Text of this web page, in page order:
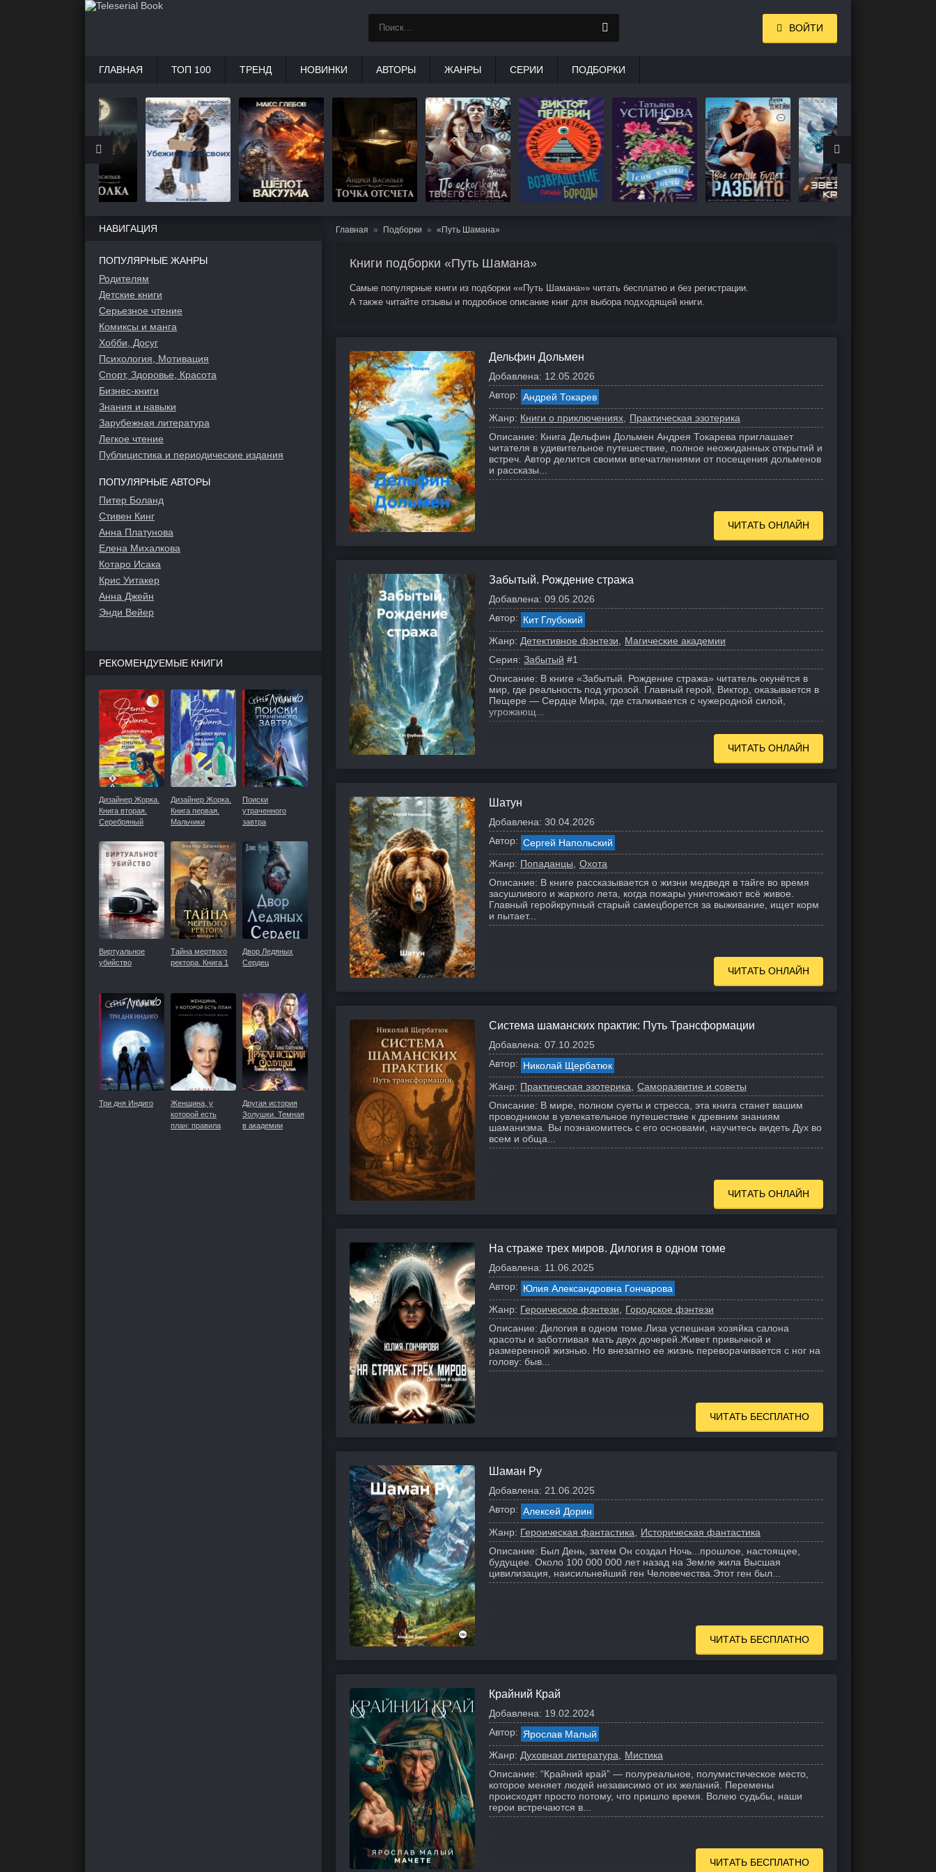
Главная Подборки «Путь Шамана»
Книги подборки «Путь Шамана»
Самые популярные книги из подборки ««Путь Шамана»» читать бесплатно и без регистрации.
А также читайте отзывы и подробное описание книг для выбора подходящей книги.
Дельфин Дольмен
Добавлена: 12.05.2026
Автор: Андрей Токарев
Жанр: Книги о приключениях
Практическая эзотерика
Описание: Книга Дельфин Дольмен Андрея Токарева приглашает
читателя в удивительное путешествие, полное неожиданных открытий и
встреч. Автор делится своими впечатлениями от посещения дольменов
и рассказы...
ЧИТАТЬ ОНЛАЙН
Забытый. Рождение стража
Добавлена: 09.05.2026
Автор: Кит Глубокий
Жанр: Детективное фэнтези
Магические академии
Серия: Забытый #1
Описание: В книге «Забытый. Рождение стража» читатель окунётся в
мир, где реальность под угрозой. Главный герой, Виктор, оказывается в
Пещере — Сердце Мира, где сталкивается с чужеродной силой,
угрожающ...
ЧИТАТЬ ОНЛАЙН
Шатун
Добавлена: 30.04.2026
Автор: Сергей Напольский
Жанр: Попаданцы
Охота
Описание: В книге рассказывается о жизни медведя в тайге во время
засушливого и жаркого лета, когда пожары уничтожают всё живое.
Главный геройкрупный старый самецборется за выживание, ищет корм
и пытает...
ЧИТАТЬ ОНЛАЙН
Система шаманских практик: Путь Трансформации
Добавлена: 07.10.2025
Автор: Николай Щербатюк
Жанр: Практическая эзотерика
Саморазвитие и советы
Описание: В мире, полном суеты и стресса, эта книга станет вашим
проводником в увлекательное путешествие к древним знаниям
шаманизма. Вы познакомитесь с его основами, научитесь видеть Дух во
всем и обща...
ЧИТАТЬ ОНЛАЙН
На страже трех миров. Дилогия в одном томе
Добавлена: 11.06.2025
Автор: Юлия Александровна Гончарова
Жанр: Героическое фэнтези
Городское фэнтези
Описание: Дилогия в одном томе. Лиза успешная хозяйка салона
красоты и заботливая мать двух дочерей.Живет привычной и
размеренной жизнью. Но внезапно ее жизнь переворачивается с ног на
голову: быв...
ЧИТАТЬ БЕСПЛАТНО
Шаман Ру
Добавлена: 21.06.2025
Автор: Алексей Дорин
Жанр: Героическая фантастика
Историческая фантастика
Описание: Был День, затем Он создал Ночь... прошлое, настоящее,
будущее. Около 100 000 000 лет назад на Земле жила Высшая
цивилизация, наисильнейший ген Человечества.Этот ген был...
ЧИТАТЬ БЕСПЛАТНО
Крайний Край
Добавлена: 19.02.2024
Автор: Ярослав Малый
Жанр: Духовная литература
Мистика
Описание: “Крайний край” — полуреальное, полумистическое место,
которое меняет людей независимо от их желаний. Перемены
происходят просто потому, что пришло время. Волею судьбы, наши
герои встречаются в...
ЧИТАТЬ БЕСПЛАТНО
НАВИГАЦИЯ
ПОПУЛЯРНЫЕ ЖАНРЫ
Родителям
Детские книги
Серьезное чтение
Комиксы и манга
Хобби, Досуг
Психология, Мотивация
Спорт, Здоровье, Красота
Бизнес-книги
Знания и навыки
Зарубежная литература
Легкое чтение
Публицистика и периодические издания
ПОПУЛЯРНЫЕ АВТОРЫ
Питер Боланд
Стивен Кинг
Анна Платунова
Елена Михалкова
Котаро Исака
Крис Уитакер
Анна Джейн
Энди Вейер
РЕКОМЕНДУЕМЫЕ КНИГИ
Дизайнер Жорка.
Книга вторая.
Серебряный
Дизайнер Жорка.
Книга первая.
Мальчики
Поиски
утраченного
завтра
Виртуальное
убийство
Тайна мертвого
ректора. Книга 1
Двор Ледяных
Сердец
Три дня Индиго
Женщина, у
которой есть
план: правила
Другая история
Золушки. Темная
в академии
ВОЙТИ
ГЛАВНАЯ ТОП 100 ТРЕНД НОВИНКИ АВТОРЫ ЖАНРЫ СЕРИИ ПОДБОРКИ